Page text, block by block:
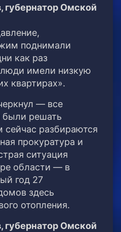
губернатор Омской
поднимали
как раз
люди имели низкую
квартирах».
— все
решать
сейчас разбираются
прокуратура и
ситуация
области — в
год 27
здесь
отопления.
губернатор Омской